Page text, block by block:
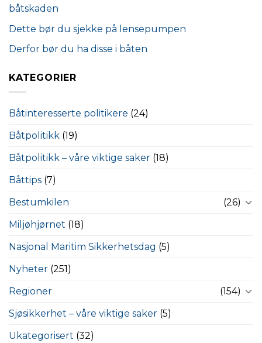
båtskaden
Dette bør du sjekke på lensepumpen
Derfor bør du ha disse i båten
KATEGORIER
Båtinteresserte politikere (24)
Båtpolitikk (19)
Båtpolitikk – våre viktige saker (18)
Båttips (7)
Bestumkilen
(26)
Miljøhjørnet (18)
Nasjonal Maritim Sikkerhetsdag (5)
Nyheter (251)
Regioner
(154)
Sjøsikkerhet – våre viktige saker (5)
Ukategorisert (32)